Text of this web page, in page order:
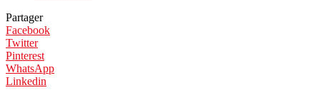
Partager
Facebook
Twitter
Pinterest
WhatsApp
Linkedin